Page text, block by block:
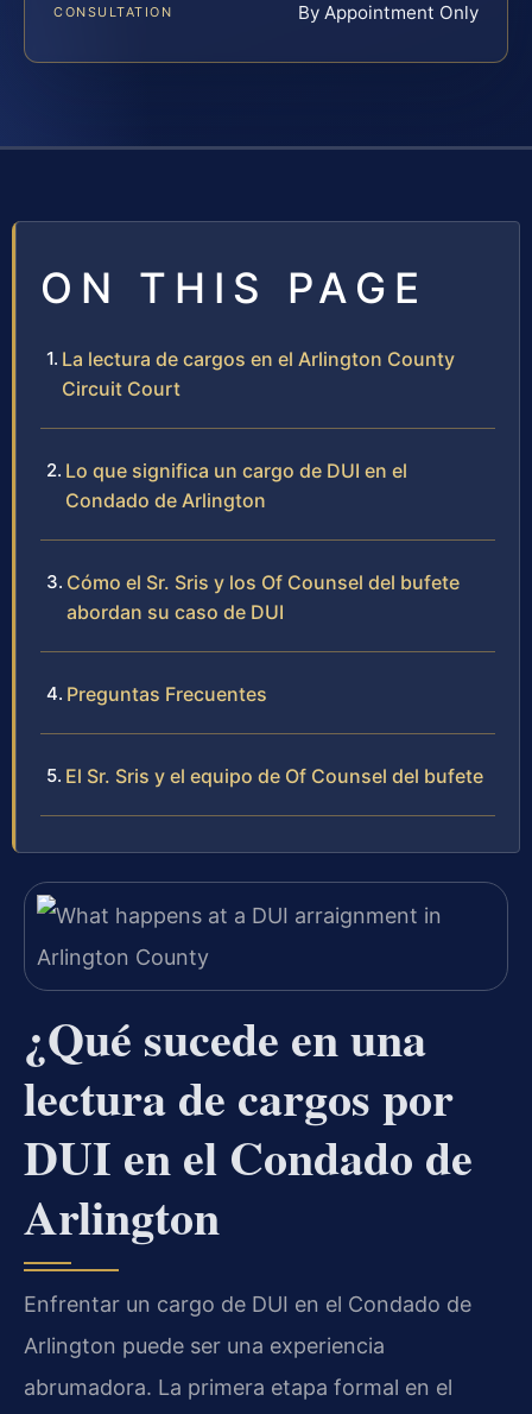
CONSULTATION By Appointment Only
ON THIS PAGE
La lectura de cargos en el Arlington County
Circuit Court
Lo que significa un cargo de DUI en el
Condado de Arlington
Cómo el Sr. Sris y los Of Counsel del bufete
abordan su caso de DUI
Preguntas Frecuentes
El Sr. Sris y el equipo de Of Counsel del bufete
¿Qué sucede en una
lectura de cargos por
DUI en el Condado de
Arlington
Enfrentar un cargo de DUI en el Condado de
Arlington puede ser una experiencia
abrumadora. La primera etapa formal en el